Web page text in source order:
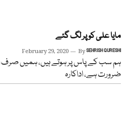
مایا علی کو پر لگ گئے
February 29, 2020 BySEHRISH QURESHI
ہم سب کے پاس پر ہوتے ہیں، ہمیں صرف
ضرورت ہے، اداکارہ